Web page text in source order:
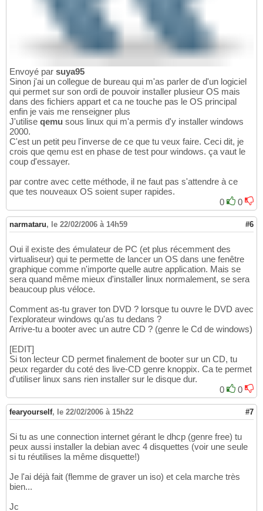
Envoyé par suya95
Sinon j'ai un collegue de bureau qui m'as parler de d'un logiciel
qui permet sur son ordi de pouvoir installer plusieur OS mais
dans des fichiers appart et ca ne touche pas le OS principal
enfin je vais me renseigner plus
J'utilise qemu sous linux qui m'a permis d'y installer windows
2000.
C'est un petit peu l'inverse de ce que tu veux faire. Ceci dit, je
crois que qemu est en phase de test pour windows. ça vaut le
coup d'essayer.
par contre avec cette méthode, il ne faut pas s'attendre à ce
que tes nouveaux OS soient super rapides.
0
0
narmataru, le 22/02/2006 à 14h59 #6
Oui il existe des émulateur de PC (et plus récemment des
virtualiseur) qui te permette de lancer un OS dans une fenêtre
graphique comme n'importe quelle autre application. Mais se
sera quand même mieux d'installer linux normalement, se sera
beaucoup plus véloce.
Comment as-tu graver ton DVD ? lorsque tu ouvre le DVD avec
l'explorateur windows qu'as tu dedans ?
Arrive-tu a booter avec un autre CD ? (genre le Cd de windows)
[EDIT]
Si ton lecteur CD permet finalement de booter sur un CD, tu
peux regarder du coté des live-CD genre knoppix. Ca te permet
d'utiliser linux sans rien installer sur le disque dur.
0
0
fearyourself, le 22/02/2006 à 15h22 #7
Si tu as une connection internet gérant le dhcp (genre free) tu
peux aussi installer la debian avec 4 disquettes (voir une seule
si tu réutilises la même disquette!)
Je l'ai déjà fait (flemme de graver un iso) et cela marche très
bien...
Jc